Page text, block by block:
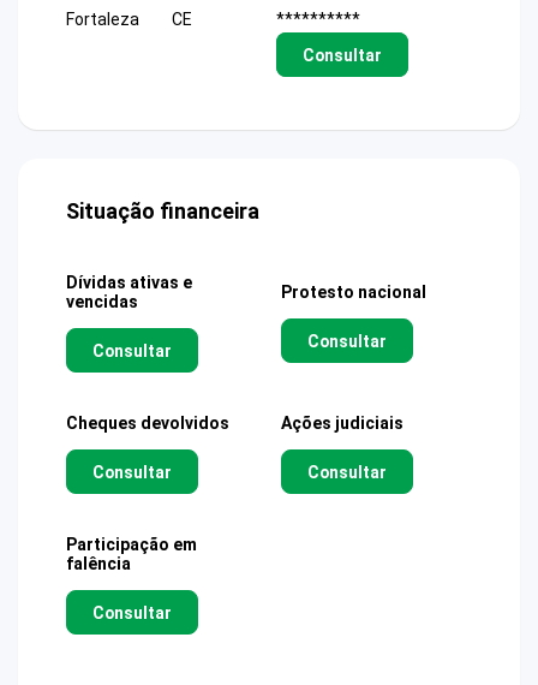
Fortaleza
CE
**********
Consultar
Situação financeira
Dívidas ativas e
vencidas
Consultar
Protesto nacional
Consultar
Cheques devolvidos
Consultar
Ações judiciais
Consultar
Participação em
falência
Consultar